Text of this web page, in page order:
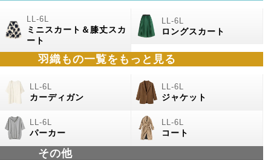
ミニスカート＆膝丈スカ
ート
ロングスカート
羽織もの一覧をもっと見る
カーディガン ジャケット
パーカー コート
その他